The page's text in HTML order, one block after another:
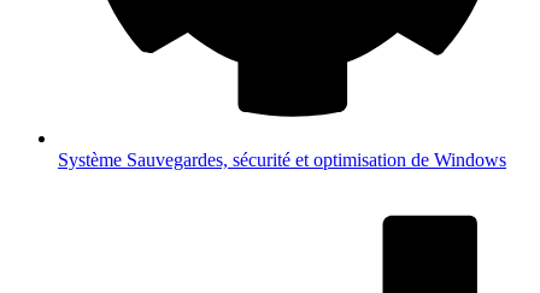
Système Sauvegardes, sécurité et optimisation de Windows